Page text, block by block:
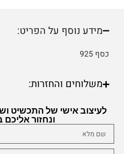
מידע נוסף על הפריט:
כסף 925
משלוחים והחזרות:
לעיצוב אישי של התכשיט
ונחזור